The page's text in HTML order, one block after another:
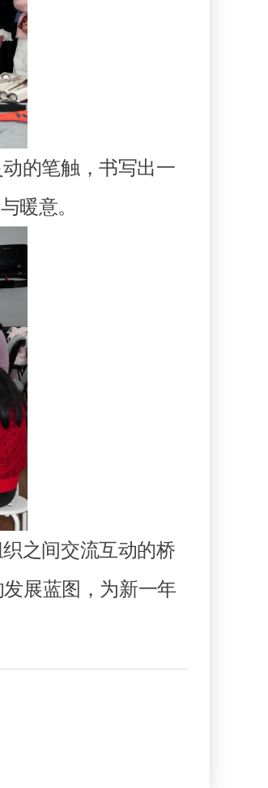
的笔触，书写出一
暖意。
之间交流互动的桥
展蓝图，为新一年